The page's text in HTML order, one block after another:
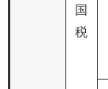
国
税